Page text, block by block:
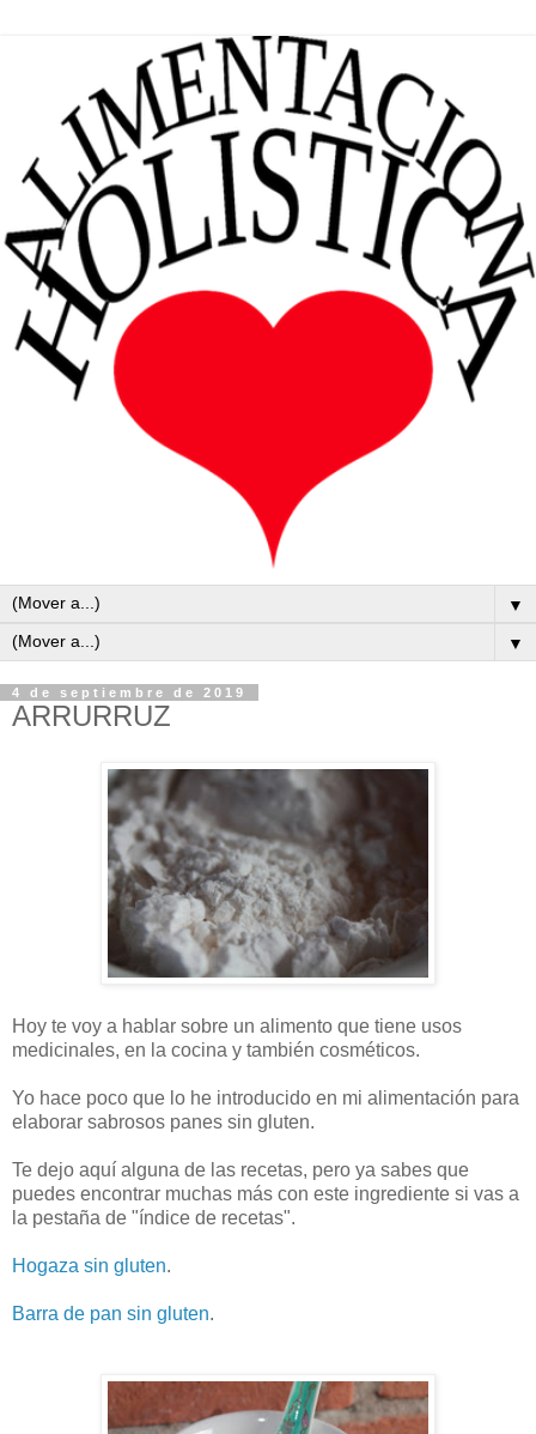
▼
▼
4 de septiembre de 2019
ARRURRUZ
Hoy te voy a hablar sobre un alimento que tiene usos
medicinales, en la cocina y también cosméticos.
Yo hace poco que lo he introducido en mi alimentación para
elaborar sabrosos panes sin gluten.
Te dejo aquí alguna de las recetas, pero ya sabes que
puedes encontrar muchas más con este ingrediente si vas a
la pestaña de "índice de recetas".
Hogaza sin gluten.
Barra de pan sin gluten.